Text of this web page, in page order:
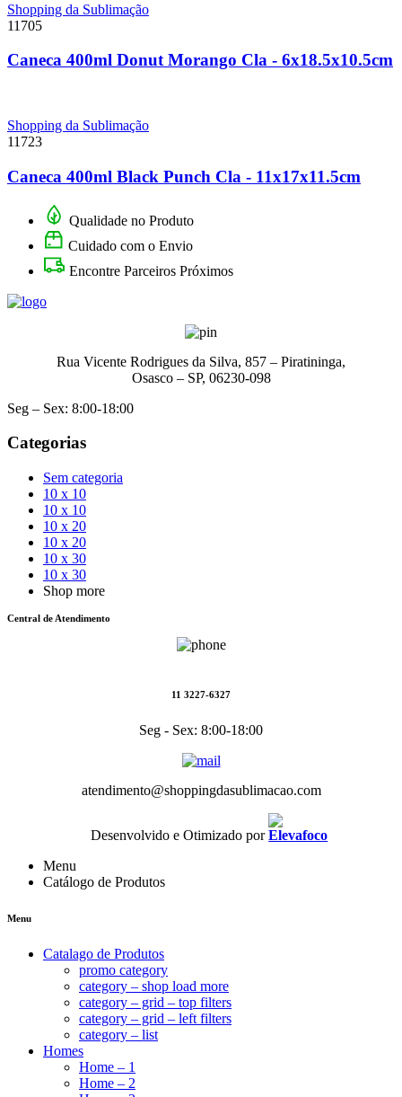
Shopping da Sublimação
11705
Caneca 400ml Donut Morango Cla - 6x18.5x10.5cm
Shopping da Sublimação
11723
Caneca 400ml Black Punch Cla - 11x17x11.5cm
Qualidade no Produto
Cuidado com o Envio
Encontre Parceiros Próximos
Rua Vicente Rodrigues da Silva, 857 – Piratininga,
Osasco – SP, 06230-098
Seg – Sex: 8:00-18:00
Categorias
Sem categoria
10 x 10
10 x 10
10 x 20
10 x 20
10 x 30
10 x 30
Shop more
Central de Atendimento
11 3227-6327
Seg - Sex: 8:00-18:00
atendimento@shoppingdasublimacao.com
Desenvolvido e Otimizado por
Menu
Catálogo de Produtos
Menu
Catalago de Produtos
promo category
category – shop load more
category – grid – top filters
category – grid – left filters
category – list
Homes
Home – 1
Home – 2